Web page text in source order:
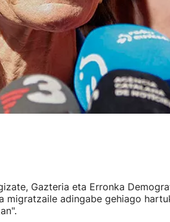
Gazteria eta Erronka
migratzaile adingabe gehiago